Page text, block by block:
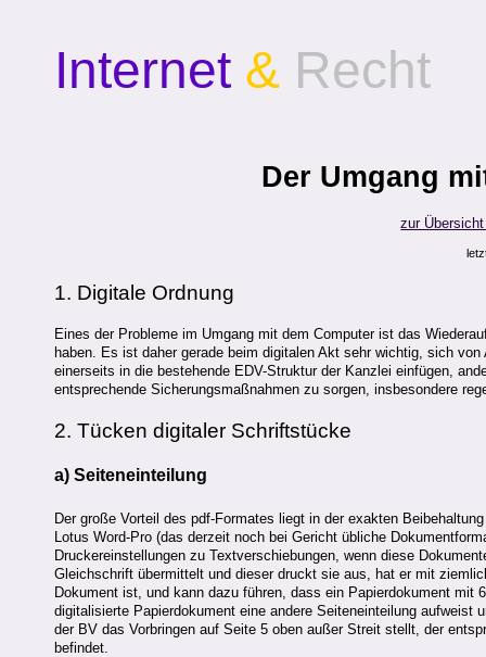
Internet & Recht
Der Umgang
zur
1. Digitale Ordnung
Eines der Probleme im Umgang mit dem Computer ist das
haben. Es ist daher gerade beim digitalen Akt sehr wichtig, sich
einerseits in die bestehende EDV-Struktur der Kanzlei einfügen,
entsprechende Sicherungsmaßnahmen zu sorgen, insbesondere
2. Tücken digitaler Schriftstücke
a) Seiteneinteilung
Der große Vorteil des pdf-Formates liegt in der exakten
Lotus Word-Pro (das derzeit noch bei Gericht übliche
Druckereinstellungen zu Textverschiebungen, wenn diese
Gleichschrift übermittelt und dieser druckt sie aus, hat er mit
Dokument ist, und kann dazu führen, dass ein Papierdokument
digitalisierte Papierdokument eine andere Seiteneinteilung
der BV das Vorbringen auf Seite 5 oben außer Streit stellt, der
befindet.